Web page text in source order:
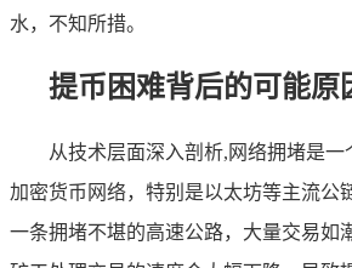
水，不知所措。
提币困难背后的可能原
从技术层面深入剖析,网络拥堵是一
加密货币网络，特别是以太坊等主流公
一条拥堵不堪的高速公路，大量交易如